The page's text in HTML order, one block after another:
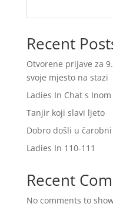
Recent
Otvorene prijave za
svoje mjesto na stazi
Ladies In Chat s Inom
Tanjir koji slavi ljeto
Dobro došli u čarobni
Ladies In 110-111
Recent
No comments to